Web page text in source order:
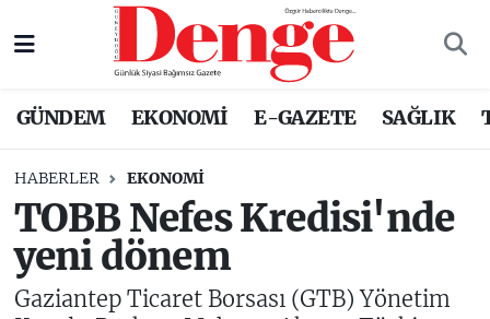
GÜNDEM EKONOMİ E-GAZETE SAĞLIK
HABERLER EKONOMİ
TOBB Nefes Kredisi'nde
yeni dönem
Gaziantep Ticaret Borsası (GTB) Yönetim
Nöbetçi Eczaneler
Trafik Durumu
Süper Lig Puan Durumu ve Fikstür
Tüm Manşetler